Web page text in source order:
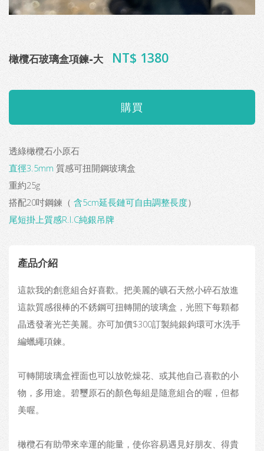
橄欖石玻璃盒項鍊-大 NT$ 1380
透綠橄欖石小原石
直徑3.5mm 質感可扭開鋼玻璃盒
重約25g
搭配20吋鋼鍊（ 含5cm延長鏈可自由調整長度）
尾短掛上質感R.I.C純銀吊牌
產品介紹
這款我的創意組合好喜歡。把美麗的礦石天然小碎石放進
這款質感很棒的不銹鋼可扭轉開的玻璃盒，光照下每顆都
晶透發著光芒美麗。亦可加價$300訂製純銀鉤環可水洗手
編蠟繩項鍊。
可轉開玻璃盒裡面也可以放乾燥花、或其他自己喜歡的小
物，多用途。碧璽原石的顏色每組是隨意組合的喔，但都
美喔。
橄欖石有助帶來幸運的能量，使你容易遇見好朋友、得貴